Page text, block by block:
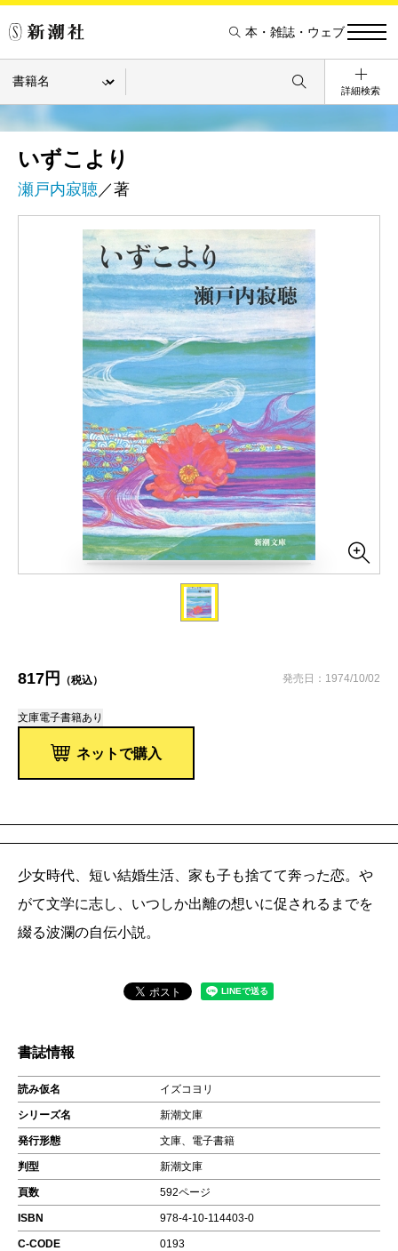
本・雑誌・ウェブ
詳細検索
いずこより
瀬戸内寂聴／著
817円 （税込） 発売日：1974/10/02
文庫電子書籍あり
ネットで購入
少女時代、短い結婚生活、家も子も捨てて奔った恋。や
がて文学に志し、いつしか出離の想いに促されるまでを
綴る波瀾の自伝小説。
書誌情報
読み仮名 イズコヨリ
シリーズ名 新潮文庫
発行形態 文庫、電子書籍
判型 新潮文庫
頁数 592ページ
ISBN 978-4-10-114403-0
C-CODE 0193